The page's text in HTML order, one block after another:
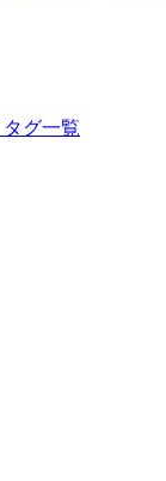
タグ一覧